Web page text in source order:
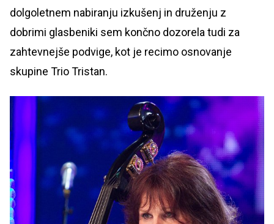
dolgoletnem nabiranju izkušenj in druženju z
dobrimi glasbeniki sem končno dozorela tudi za
zahtevnejše podvige, kot je recimo osnovanje
skupine Trio Tristan.